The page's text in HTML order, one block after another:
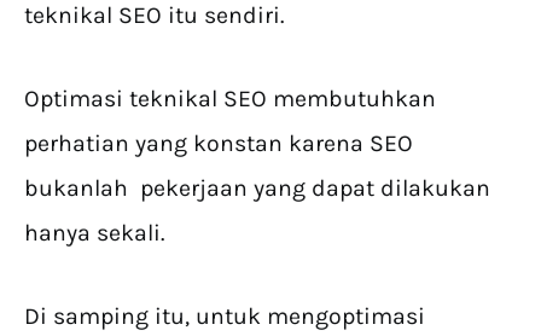
teknikal SEO itu sendiri.
Optimasi teknikal SEO membutuhkan
perhatian yang konstan karena SEO
bukanlah pekerjaan yang dapat dilakukan
hanya sekali.
Di samping itu, untuk mengoptimasi